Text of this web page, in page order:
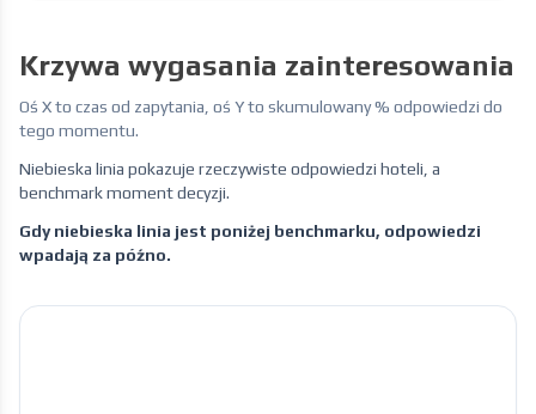
Krzywa wygasania zainteresowania
Oś X to czas od zapytania, oś Y to skumulowany % odpowiedzi do
tego momentu.
Niebieska linia pokazuje rzeczywiste odpowiedzi hoteli, a
benchmark moment decyzji.
Gdy niebieska linia jest poniżej benchmarku, odpowiedzi
wpadają za późno.